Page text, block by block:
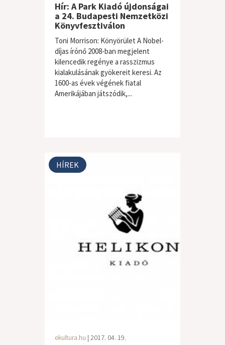
Hír: A Park Kiadó újdonságai
a 24. Budapesti Nemzetközi
Könyvfesztiválon
Toni Morrison: Könyörület A Nobel-
díjas írónő 2008-ban megjelent
kilencedik regénye a rasszizmus
kialakulásának gyökereit keresi. Az
1600-as évek végének fiatal
Amerikájában játszódik,...
HÍREK
ekultura.hu | 2017. 04. 19.